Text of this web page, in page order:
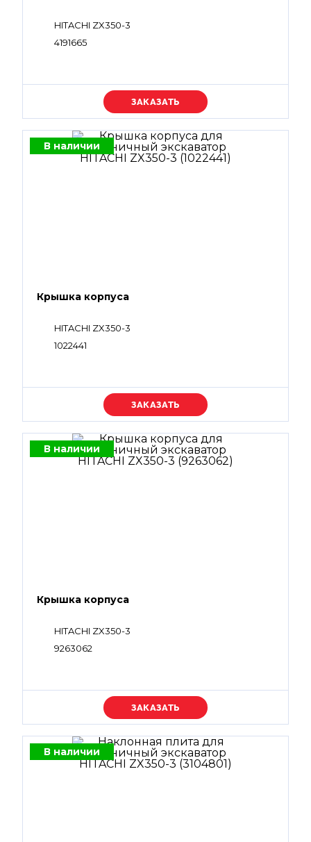
HITACHI ZX350-3
4191665
Уточняйте цену
В наличии
Крышка корпуса
HITACHI ZX350-3
1022441
Уточняйте цену
В наличии
Крышка корпуса
HITACHI ZX350-3
9263062
Уточняйте цену
В наличии